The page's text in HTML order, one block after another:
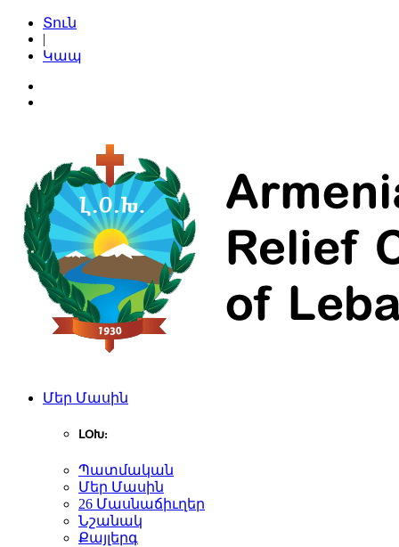
Տուն
|
Կապ
Մեր Մասին
ԼՕԽ:
Պատմական
Մեր Մասին
26 Մասնաճիւղեր
Նշանակ
Քայլերգ